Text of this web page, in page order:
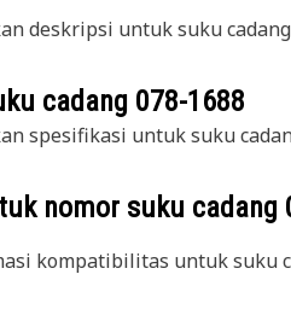
deskripsi untuk suku
cadang 078-1688
spesifikasi untuk suku
nomor suku cadang
kompatibilitas untuk suku